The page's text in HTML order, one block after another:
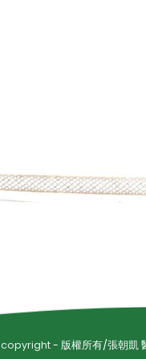
copyright- 版權所有/張朝凱